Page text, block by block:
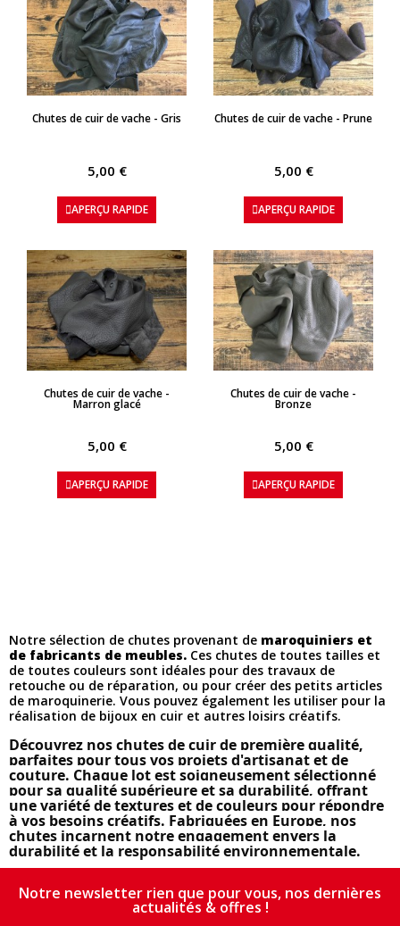
APERÇU RAPIDE
Chutes de cuir de vache - Gris
5,00 €
APERÇU RAPIDE
APERÇU RAPIDE
Chutes de cuir de vache - Prune
5,00 €
APERÇU RAPIDE
APERÇU RAPIDE
Chutes de cuir de vache -
Marron glacé
5,00 €
APERÇU RAPIDE
APERÇU RAPIDE
Chutes de cuir de vache -
Bronze
5,00 €
APERÇU RAPIDE
Notre sélection de chutes provenant de maroquiniers et
de fabricants de meubles. Ces chutes de toutes tailles et
de toutes couleurs sont idéales pour des travaux de
retouche ou de réparation, ou pour créer des petits articles
de maroquinerie. Vous pouvez également les utiliser pour la
réalisation de bijoux en cuir et autres loisirs créatifs.
Découvrez nos chutes de cuir de première qualité,
parfaites pour tous vos projets d'artisanat et de
couture. Chaque lot est soigneusement sélectionné
pour sa qualité supérieure et sa durabilité, offrant
une variété de textures et de couleurs pour répondre
à vos besoins créatifs. Fabriquées en Europe, nos
chutes incarnent notre engagement envers la
durabilité et la responsabilité environnementale.
Notre newsletter rien que pour vous, nos dernières
actualités & offres !